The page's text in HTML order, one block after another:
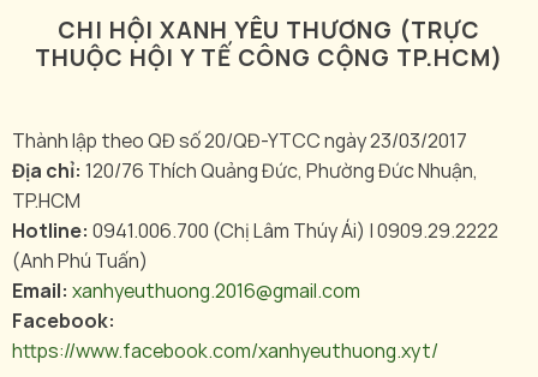
CHI HỘI XANH YÊU THƯƠNG (TRỰC
THUỘC HỘI Y TẾ CÔNG CỘNG TP.HCM)
Thành lập theo QĐ số 20/QĐ-YTCC ngày 23/03/2017
Địa chỉ: 120/76 Thích Quảng Đức, Phường Đức Nhuận,
TP.HCM
Hotline: 0941.006.700 (Chị Lâm Thúy Ái) | 0909.29.2222
(Anh Phú Tuấn)
Email: xanhyeuthuong.2016@gmail.com
Facebook:
https://www.facebook.com/xanhyeuthuong.xyt/